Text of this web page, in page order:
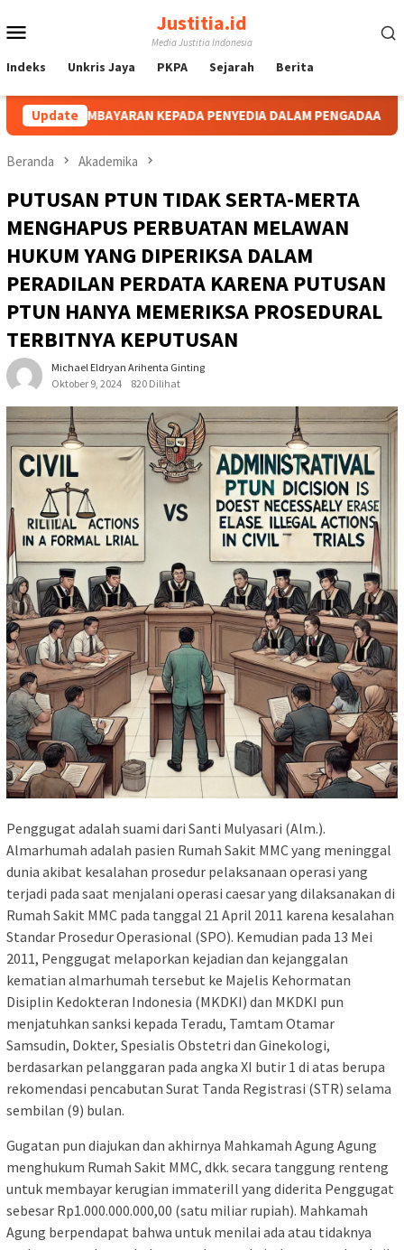
ke
Mobile
Justitia.id
Media Justitia Indonesia
Indeks Unkris Jaya PKPA Sejarah Berita
Update
KEPADA PENYEDIA DALAM PENGADAAN BARANG/JASA
Beranda Akademika
PUTUSAN PTUN TIDAK SERTA-MERTA
MENGHAPUS PERBUATAN MELAWAN
HUKUM YANG DIPERIKSA DALAM
PERADILAN PERDATA KARENA PUTUSAN
PTUN HANYA MEMERIKSA PROSEDURAL
TERBITNYA KEPUTUSAN
Michael Eldryan Arihenta Ginting
Oktober 9, 2024
820 Dilihat
Penggugat adalah suami dari Santi Mulyasari (Alm.).
Almarhumah adalah pasien Rumah Sakit MMC yang meninggal
dunia akibat kesalahan prosedur pelaksanaan operasi yang
terjadi pada saat menjalani operasi caesar yang dilaksanakan di
Rumah Sakit MMC pada tanggal 21 April 2011 karena kesalahan
Standar Prosedur Operasional (SPO). Kemudian pada 13 Mei
2011, Penggugat melaporkan kejadian dan kejanggalan
kematian almarhumah tersebut ke Majelis Kehormatan
Disiplin Kedokteran Indonesia (MKDKI) dan MKDKI pun
menjatuhkan sanksi kepada Teradu, Tamtam Otamar
Samsudin, Dokter, Spesialis Obstetri dan Ginekologi,
berdasarkan pelanggaran pada angka XI butir 1 di atas berupa
rekomendasi pencabutan Surat Tanda Registrasi (STR) selama
sembilan (9) bulan.
Gugatan pun diajukan dan akhirnya Mahkamah Agung Agung
menghukum Rumah Sakit MMC, dkk. secara tanggung renteng
untuk membayar kerugian immateriIl yang diderita Penggugat
sebesar Rp1.000.000.000,00 (satu miliar rupiah). Mahkamah
Agung berpendapat bahwa untuk menilai ada atau tidaknya